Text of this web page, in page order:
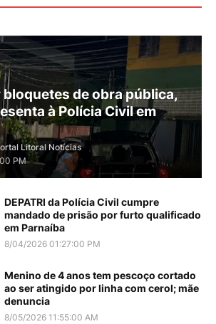
de obra pública,
à Polícia Civil em
Litoral Notícias
PM
DEPATRI da Polícia Civil cumpre
mandado de prisão por furto qualificado
em Parnaíba
8/04/2026 01:27:00 PM
Menino de 4 anos tem pescoço cortado
ao ser atingido por linha com cerol; mãe
denuncia
8/05/2026 11:55:00 AM